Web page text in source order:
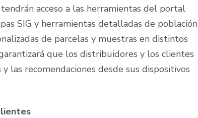
acceso a las herramientas del portal
SIG y herramientas detalladas de población
de parcelas y muestras en distintos
que los distribuidores y los clientes
las recomendaciones desde sus dispositivos